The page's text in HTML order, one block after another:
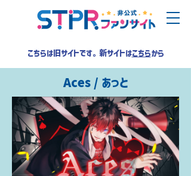
こちらは旧サイトです。新サイトはこちらから
Aces / あっと